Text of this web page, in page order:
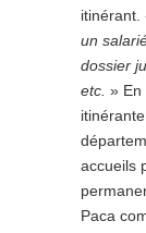
itinérant.
un
dossier
etc. » En
accueils
Paca